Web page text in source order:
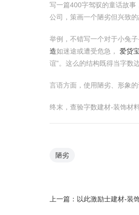
写一篇400字驾驭的童话故事
公司，策画一个陋劣但兴致
举例，不错写一个对于小兔
造如迷途或遭受危急， 爱贷
谊”。这么的结构既得当字数
言语方面，使用陋劣、形象
终末，查验字数建材-装饰材
陋劣
上一篇： 以此激励士建材-装